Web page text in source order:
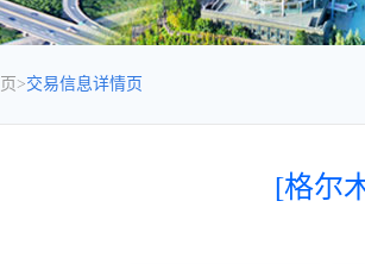
>交易信息详情页
[格尔